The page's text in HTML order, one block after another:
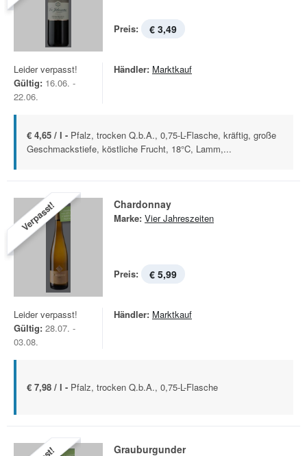
Preis: € 3,49
Leider verpasst!
Gültig: 16.06. -
22.06.
Händler: Marktkauf
€ 4,65 / l - Pfalz, trocken Q.b.A., 0,75-L-Flasche, kräftig, große
Geschmackstiefe, köstliche Frucht, 18°C, Lamm,...
Verpasst! Chardonnay
Marke: Vier Jahreszeiten
Preis: € 5,99
Leider verpasst!
Gültig: 28.07. -
03.08.
Händler: Marktkauf
€ 7,98 / l - Pfalz, trocken Q.b.A., 0,75-L-Flasche
Grauburgunder